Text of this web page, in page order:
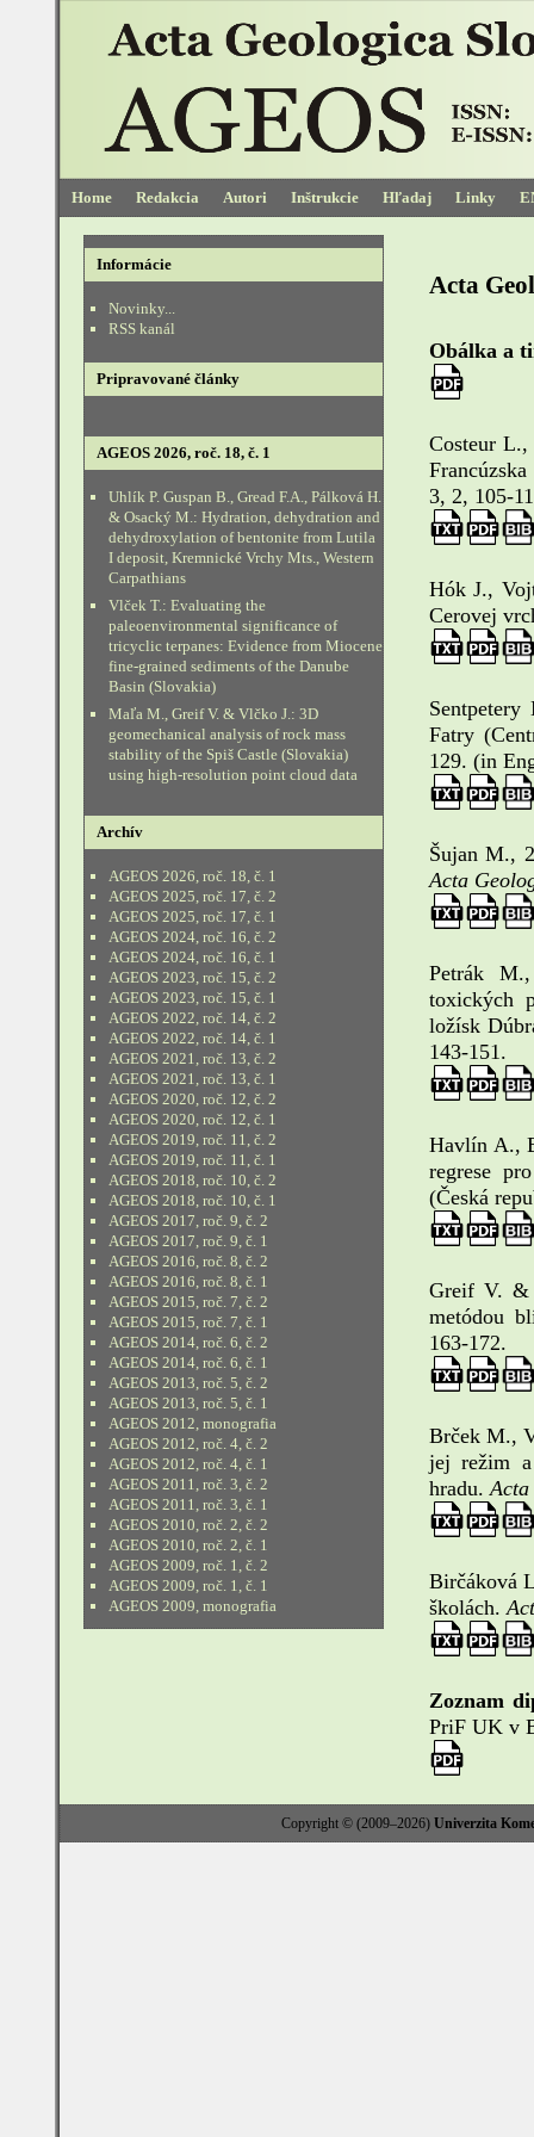
Home Redakcia Autori Inštrukcie Hľadaj Linky
Acta
Obálka a
Costeur
3, 2, 105-
Hók J.,
Cerovej
Fatry
129. (in
Šujan M.,
Acta
Petrák
toxických
ložísk
143-151.
Havlín A.,
regrese
(Česká
Greif V. &
metódou
163-172.
Brček M.,
jej režim a
hradu.Acta
Birčáková
školách.
Zoznam
PriF UK v
Informácie
Novinky...
RSS kanál
Pripravované články
AGEOS 2026, roč. 18, č. 1
Uhlík P. Guspan B., Gread F.A., Pálková H.
& Osacký M.: Hydration, dehydration and
dehydroxylation of bentonite from Lutila
I deposit, Kremnické Vrchy Mts., Western
Carpathians
Vlček T.: Evaluating the
paleoenvironmental significance of
tricyclic terpanes: Evidence from Miocene
fine-grained sediments of the Danube
Basin (Slovakia)
Maľa M., Greif V. & Vlčko J.: 3D
geomechanical analysis of rock mass
stability of the Spiš Castle (Slovakia)
using high-resolution point cloud data
Archív
AGEOS 2026, roč. 18, č. 1
AGEOS 2025, roč. 17, č. 2
AGEOS 2025, roč. 17, č. 1
AGEOS 2024, roč. 16, č. 2
AGEOS 2024, roč. 16, č. 1
AGEOS 2023, roč. 15, č. 2
AGEOS 2023, roč. 15, č. 1
AGEOS 2022, roč. 14, č. 2
AGEOS 2022, roč. 14, č. 1
AGEOS 2021, roč. 13, č. 2
AGEOS 2021, roč. 13, č. 1
AGEOS 2020, roč. 12, č. 2
AGEOS 2020, roč. 12, č. 1
AGEOS 2019, roč. 11, č. 2
AGEOS 2019, roč. 11, č. 1
AGEOS 2018, roč. 10, č. 2
AGEOS 2018, roč. 10, č. 1
AGEOS 2017, roč. 9, č. 2
AGEOS 2017, roč. 9, č. 1
AGEOS 2016, roč. 8, č. 2
AGEOS 2016, roč. 8, č. 1
AGEOS 2015, roč. 7, č. 2
AGEOS 2015, roč. 7, č. 1
AGEOS 2014, roč. 6, č. 2
AGEOS 2014, roč. 6, č. 1
AGEOS 2013, roč. 5, č. 2
AGEOS 2013, roč. 5, č. 1
AGEOS 2012, monografia
AGEOS 2012, roč. 4, č. 2
AGEOS 2012, roč. 4, č. 1
AGEOS 2011, roč. 3, č. 2
AGEOS 2011, roč. 3, č. 1
AGEOS 2010, roč. 2, č. 2
AGEOS 2010, roč. 2, č. 1
AGEOS 2009, roč. 1, č. 2
AGEOS 2009, roč. 1, č. 1
AGEOS 2009, monografia
Copyright © (2009–2026) Univerzita